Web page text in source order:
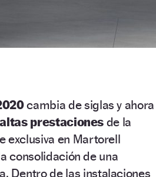
cambia de siglas y ahora
altas prestaciones de la
exclusiva en Martorell
consolidación de una
Dentro de las instalaciones